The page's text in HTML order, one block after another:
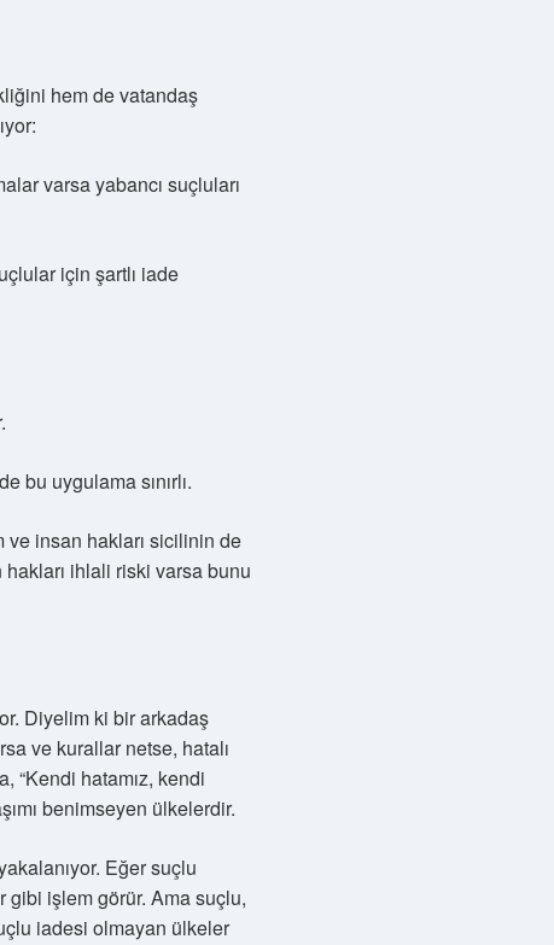
hem de vatandaş
varsa yabancı suçluları
için şartlı iade
bu uygulama sınırlı.
insan hakları sicilinin de
ihlali riski varsa bunu
Diyelim ki bir arkadaş
ve kurallar netse, hatalı
“Kendi hatamız, kendi
benimseyen ülkelerdir.
Eğer suçlu
gibi işlem görür. Ama suçlu,
iadesi olmayan ülkeler